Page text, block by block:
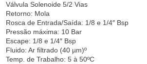
Válvula Solenoide 5/2 Vias
Retorno: Mola
Rosca de Entrada/Saída: 1/8 e 1/4″ Bsp
Pressão máxima: 10 Bar
Escape: 1/8 e 1/4″ Bsp
Fluido: Ar filtrado (40 µm)º
Temp. de Trabalho: 5 à 50ºC